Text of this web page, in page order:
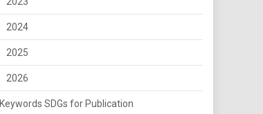
2024
2025
2026
Keywords SDGs for Publication